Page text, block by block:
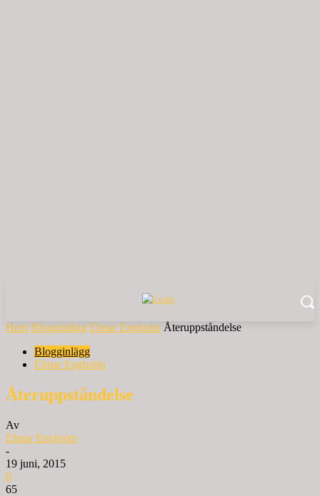
Hem Blogginlägg Elmar Engholm Återuppståndelse
Blogginlägg
Elmar Engholm
Återuppståndelse
Av
Elmar Engholm
-
19 juni, 2015
0
65